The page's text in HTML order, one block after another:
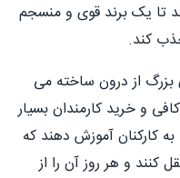
تا یک برند قوی و منسجم
کند.
بزرگ از درون ساخته می
و خرید کارمندان بسیار
کارکنان آموزش دهند که
کنند و هر روز آن را از